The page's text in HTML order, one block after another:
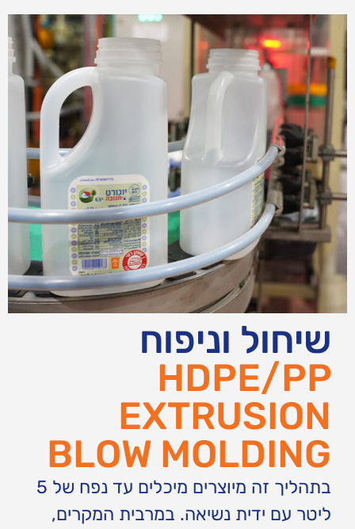
שיחול וניפוח
HDPE/PP
EXTRUSION
BLOW MOLDING
בתהליך זה מיוצרים מיכלים עד נפח של 5
ליטר עם ידית נשיאה. במרבית המקרים,